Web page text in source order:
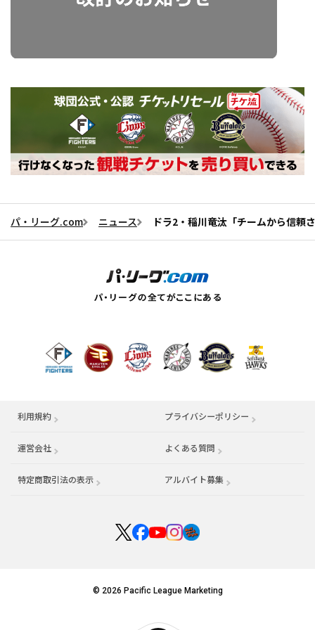
パ・リーグ.com ニュース ドラ2・稲川竜汰「チームから信頼
利用規約 プライバシーポリシー
運営会社 （別ウィンドウで開く） よくある質問
特定商取引法の表示 アルバイト募集 （別ウィンドウで開く
© 2026 Pacific League Marketing